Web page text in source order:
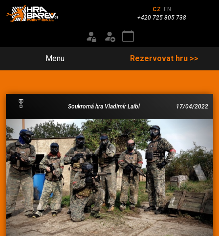
CZ
EN
+420 725 805 738
Menu Rezervovat hru >>
17/04/2022
Soukromá hra Vladimír Laibl